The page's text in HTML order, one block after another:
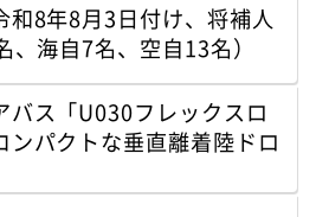
8年8月3日付け、将補人
、海自7名、空自13名）
バス「U030フレックスロ
ンパクトな垂直離着陸ドロ